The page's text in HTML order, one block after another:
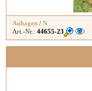
Auhagen / N
Art.-Nr.: 44655-23